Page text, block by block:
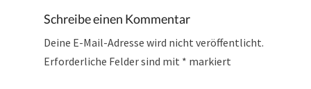
Schreibe einen Kommentar
Deine E-Mail-Adresse wird nicht veröffentlicht.
Erforderliche Felder sind mit * markiert